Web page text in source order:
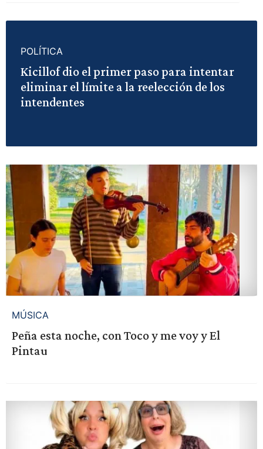
POLÍTICA
Kicillof dio el primer paso para intentar
eliminar el límite a la reelección de los
intendentes
MÚSICA
Peña esta noche, con Toco y me voy y El
Pintau